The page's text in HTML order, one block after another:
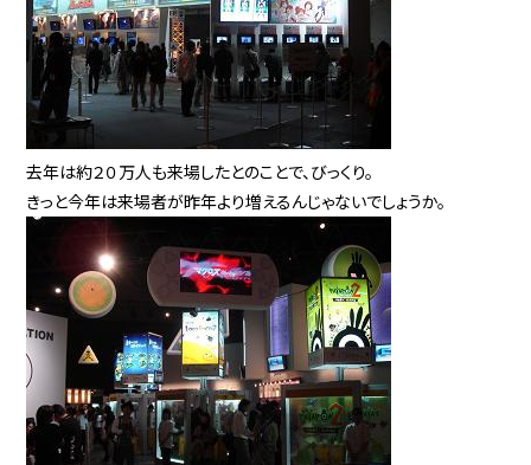
去年は約２０万人も来場したとのことで、びっくり。
きっと今年は来場者が昨年より増えるんじゃないでしょうか。